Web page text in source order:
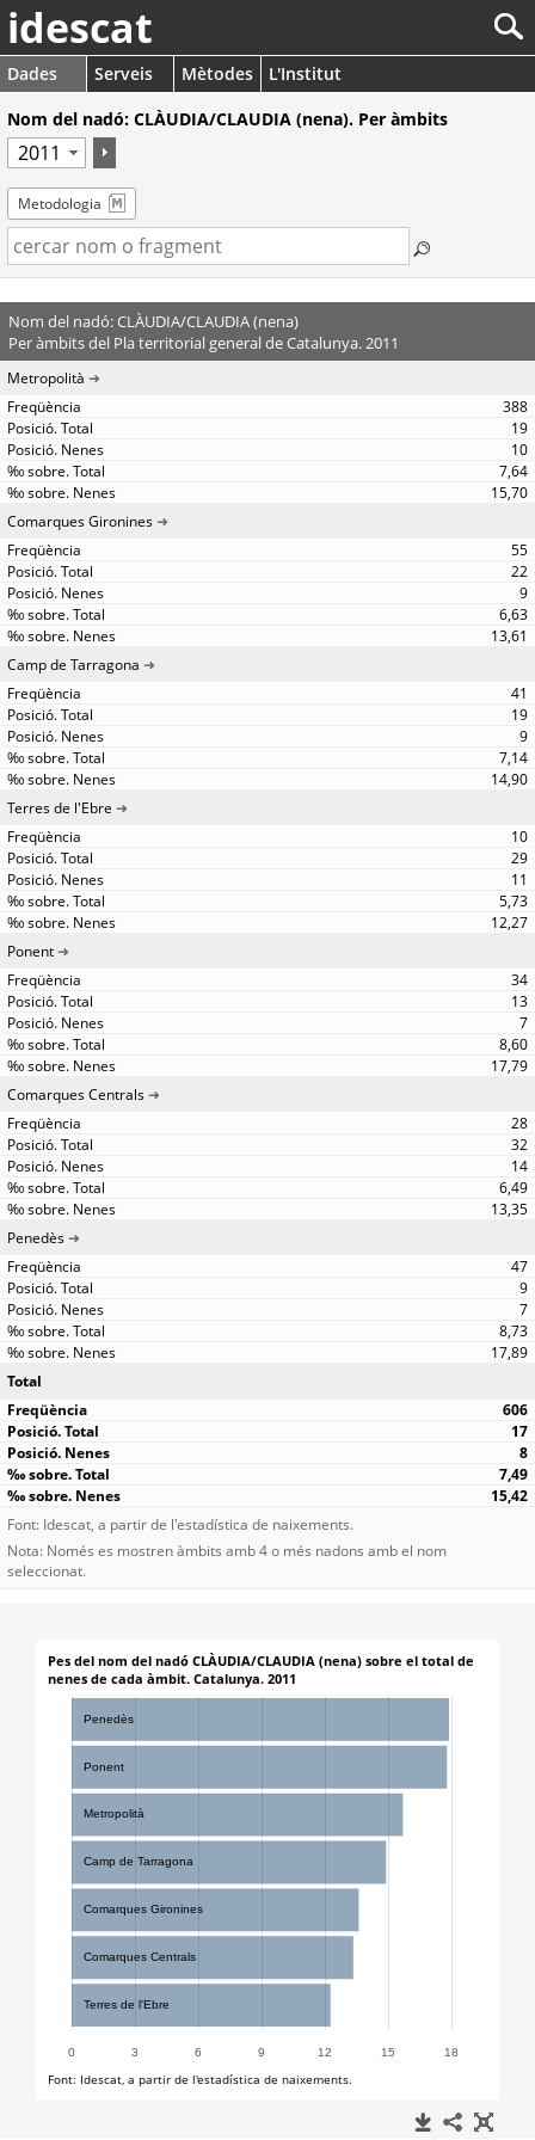
idescat
Dades Serveis Mètodes
L'Institut
Nom del nadó: CLÀUDIA/CLAUDIA (nena). Per àmbits
Metodologia
Nom del nadó: CLÀUDIA/CLAUDIA (nena)
Per àmbits del Pla territorial general de Catalunya. 2011
Metropolità
388
19
10
7,64
15,70
Comarques Gironines
55
22
9
6,63
13,61
Camp de Tarragona
41
19
9
7,14
14,90
Terres de l'Ebre
10
29
11
5,73
12,27
Ponent
34
13
7
8,60
17,79
Comarques Centrals
28
32
14
6,49
13,35
Penedès
47
9
7
8,73
17,89
Total
606
17
8
7,49
15,42
Font: Idescat, a partir de l'estadística de naixements.
Nota: Només es mostren àmbits amb 4 o més nadons amb el nom
seleccionat.